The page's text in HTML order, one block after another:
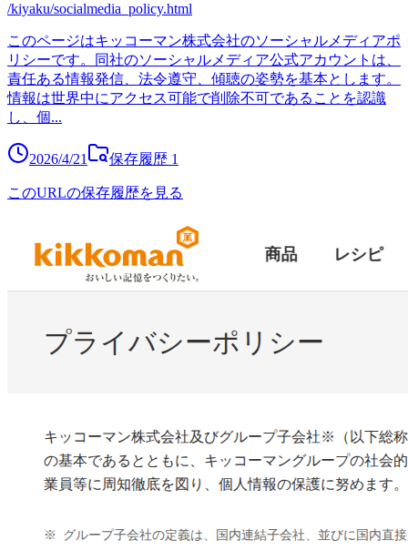
/kiyaku/socialmedia_policy.html
このページはキッコーマン株式会社のソーシャルメディアポ
リシーです。同社のソーシャルメディア公式アカウントは、
責任ある情報発信、法令遵守、傾聴の姿勢を基本とします。
情報は世界中にアクセス可能で削除不可であることを認識
し、個...
2026/4/21 保存履歴 1
このURLの保存履歴を見る